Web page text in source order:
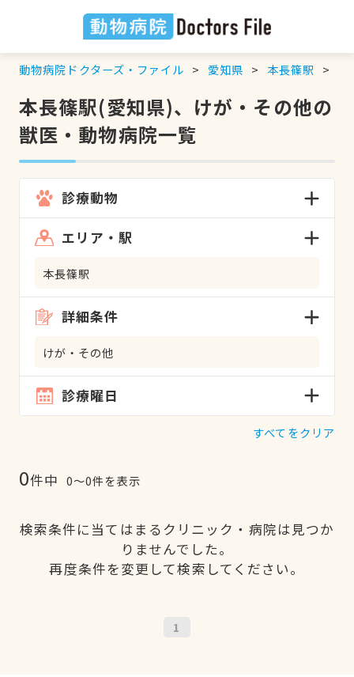
動物病院ドクターズ・ファイル 愛知県 本長篠駅
本長篠駅(愛知県)、けが・その他の
獣医・動物病院一覧
診療動物
エリア・駅
本長篠駅
詳細条件
けが・その他
診療曜日
すべてをクリア
0件中 0〜0件を表示
検索条件に当てはまるクリニック・病院は見つか
りませんでした。
再度条件を変更して検索してください。
1